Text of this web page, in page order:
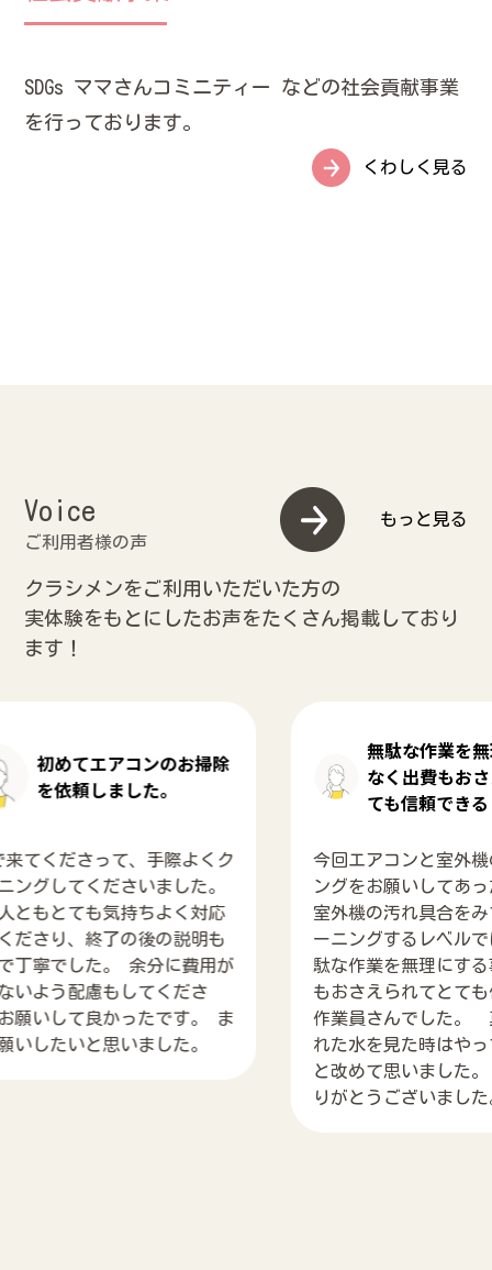
SDGs ママさんコミニティー などの社会貢献事業
を行っております。
くわしく見る
もっと見る
Voice
クラシメンをご利用いただいた方の
実体験をもとにしたお声をたくさん掲載しており
ます！
のお掃除
際よくク
した。
く対応
説明も
に費用が
ださ
です。 ま
た。
無駄な作業を無理にする事
なく出費もおさえられてと
ても信頼できる
今回エアコンと室外機のクリーニ
ングをお願いしてあったのですが
室外機の汚れ具合をみてまだクリ
ーニングするレベルではないと無
駄な作業を無理にする事なく出費
もおさえられてとても信頼できる
作業員さんでした。 真っ黒な汚
れた水を見た時はやって良かった
と改めて思いました。 この度はあ
りがとうございました。